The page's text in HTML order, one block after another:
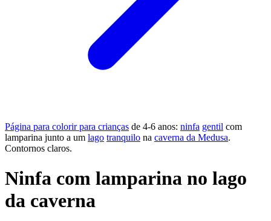
Página para colorir para crianças de 4-6 anos: ninfa gentil com
lamparina junto a um lago tranquilo na caverna da Medusa.
Contornos claros.
Ninfa com lamparina no lago
da caverna